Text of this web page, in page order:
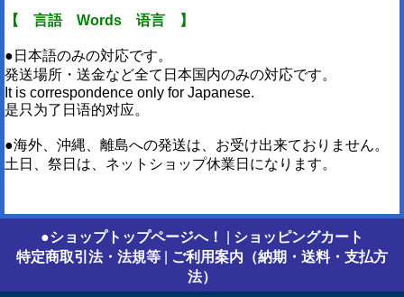
【 言語 Words 语言 】
●日本語のみの対応です。
発送場所・送金など全て日本国内のみの対応です。
It is correspondence only for Japanese.
是只为了日语的对应。
●海外、沖縄、離島への発送は、お受け出来ておりません。
土日、祭日は、ネットショップ休業日になります。
●ショップトップページへ！
ショッピングカート
特定商取引法・法規等
ご利用案内（納期・送料・支払方
法）